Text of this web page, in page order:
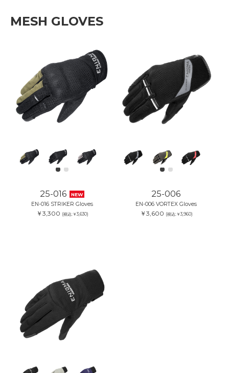
MESH GLOVES
25-016 NEW
EN-016 STRIKER Gloves
￥3,300 (税込:￥3,630)
25-006
EN-006 VORTEX Gloves
￥3,600 (税込:￥3,960)